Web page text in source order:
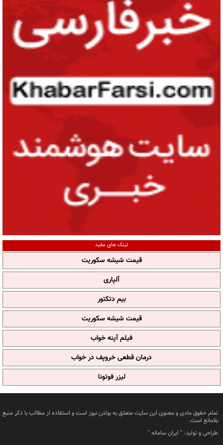
لینک های مفید
قیمت شیشه سکوریت
آلپاری
بیم دتکتور
قیمت شیشه سکوریت
فیلم آپنه خواب
درمان قطعی خروپف در خواب
لیزر فوتونا
تمام حقوق مادی و معنوی این سایت متعلق به بولتن نیوز است و استفاده از مطالب با ذکر منبع
بلامانع است.
طراحی و تولید: " ایران سامانه"